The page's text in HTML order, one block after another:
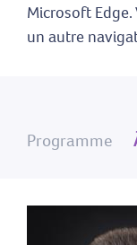
Microsoft
un autre
Programme